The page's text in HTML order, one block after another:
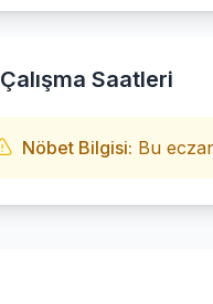
Çalışma Saatleri
Nöbet Bilgisi: Bu